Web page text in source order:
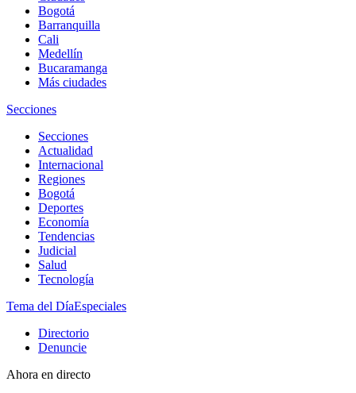
Bogotá
Barranquilla
Cali
Medellín
Bucaramanga
Más ciudades
Secciones
Secciones
Actualidad
Internacional
Regiones
Bogotá
Deportes
Economía
Tendencias
Judicial
Salud
Tecnología
Tema del DíaEspeciales
Directorio
Denuncie
Ahora en directo